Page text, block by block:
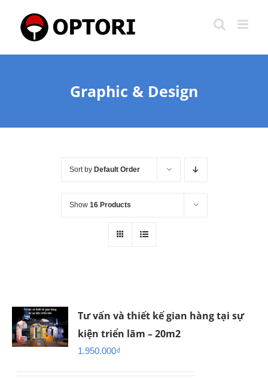
content
Graphic & Design
Sort by Default Order
Show 16 Products
Tư vấn và thiết kế gian hàng tại sự
kiện triển lãm – 20m2
1.950.000₫